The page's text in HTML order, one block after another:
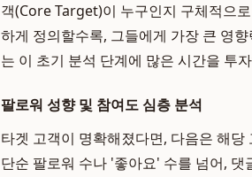
객(Core Target)이 누구인지 구체적으
하게 정의할수록, 그들에게 가장 큰 영
는 이 초기 분석 단계에 많은 시간을 투
팔로워 성향 및 참여도 심층 분석
타겟 고객이 명확해졌다면, 다음은 해
단순 팔로워 수나 '좋아요' 수를 넘어,